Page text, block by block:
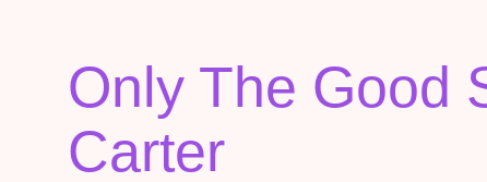
Only The Good
Carter